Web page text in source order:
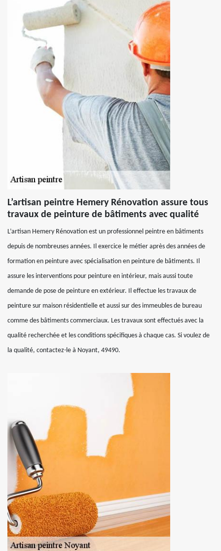
L’artisan peintre Hemery Rénovation assure tous
travaux de peinture de bâtiments avec qualité
L’artisan Hemery Rénovation est un professionnel peintre en bâtiments
depuis de nombreuses années. Il exercice le métier après des années de
formation en peinture avec spécialisation en peinture de bâtiments. Il
assure les interventions pour peinture en intérieur, mais aussi toute
demande de pose de peinture en extérieur. Il effectue les travaux de
peinture sur maison résidentielle et aussi sur des immeubles de bureau
comme des bâtiments commerciaux. Les travaux sont effectués avec la
qualité recherchée et les conditions spécifiques à chaque cas. Si voulez de
la qualité, contactez-le à Noyant, 49490.